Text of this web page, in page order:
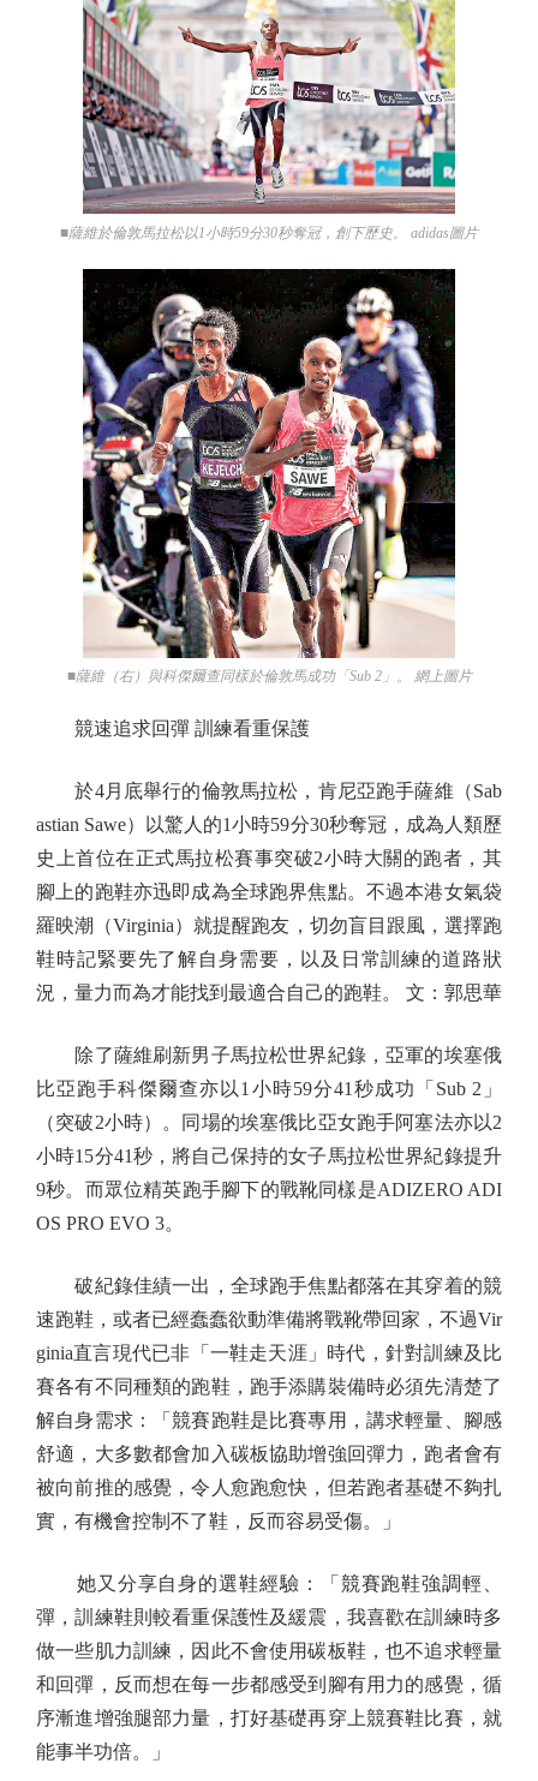
■薩維於倫敦馬拉松以1小時59分30秒奪冠，創下歷史。 adidas圖片
■薩維（右）與科傑爾查同樣於倫敦馬成功「Sub 2」。 網上圖片
競速追求回彈 訓練看重保護
於4月底舉行的倫敦馬拉松，肯尼亞跑手薩維（Sab
astian Sawe）以驚人的1小時59分30秒奪冠，成為人類歷
史上首位在正式馬拉松賽事突破2小時大關的跑者，其
腳上的跑鞋亦迅即成為全球跑界焦點。不過本港女氣袋
羅映潮（Virginia）就提醒跑友，切勿盲目跟風，選擇跑
鞋時記緊要先了解自身需要，以及日常訓練的道路狀
況，量力而為才能找到最適合自己的跑鞋。 文：郭思華
除了薩維刷新男子馬拉松世界紀錄，亞軍的埃塞俄
比亞跑手科傑爾查亦以1小時59分41秒成功「Sub 2」
（突破2小時）。同場的埃塞俄比亞女跑手阿塞法亦以2
小時15分41秒，將自己保持的女子馬拉松世界紀錄提升
9秒。而眾位精英跑手腳下的戰靴同樣是ADIZERO ADI
OS PRO EVO 3。
破紀錄佳績一出，全球跑手焦點都落在其穿着的競
速跑鞋，或者已經蠢蠢欲動準備將戰靴帶回家，不過Vir
ginia直言現代已非「一鞋走天涯」時代，針對訓練及比
賽各有不同種類的跑鞋，跑手添購裝備時必須先清楚了
解自身需求：「競賽跑鞋是比賽專用，講求輕量、腳感
舒適，大多數都會加入碳板協助增強回彈力，跑者會有
被向前推的感覺，令人愈跑愈快，但若跑者基礎不夠扎
實，有機會控制不了鞋，反而容易受傷。」
她又分享自身的選鞋經驗：「競賽跑鞋強調輕、
彈，訓練鞋則較看重保護性及緩震，我喜歡在訓練時多
做一些肌力訓練，因此不會使用碳板鞋，也不追求輕量
和回彈，反而想在每一步都感受到腳有用力的感覺，循
序漸進增強腿部力量，打好基礎再穿上競賽鞋比賽，就
能事半功倍。」